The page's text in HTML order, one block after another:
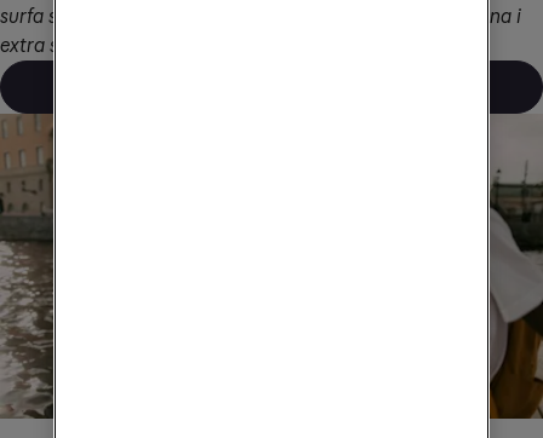
surfa som hemma när du reser dit. Dessutom ingår länderna i
extra surfpaket som du kan köpa till.